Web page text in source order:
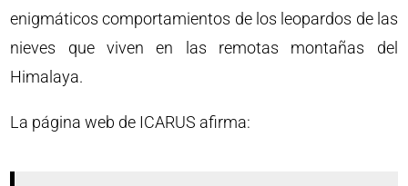
enigmáticos comportamientos de los leopardos de las
nieves que viven en las remotas montañas del
Himalaya.
La página web de ICARUS afirma: